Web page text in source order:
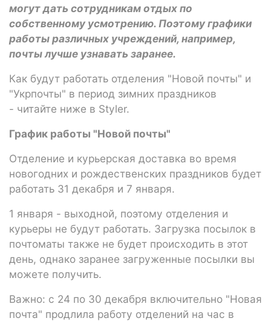
могут дать сотрудникам отдых по
собственному усмотрению. Поэтому графики
работы различных учреждений, например,
почты лучше узнавать заранее.
Как будут работать отделения "Новой почты" и
"Укрпочты" в период зимних праздников
- читайте ниже в Styler.
График работы "Новой почты"
Отделение и курьерская доставка во время
новогодних и рождественских праздников будет
работать 31 декабря и 7 января.
1 января - выходной, поэтому отделения и
курьеры не будут работать. Загрузка посылок в
почтоматы также не будет происходить в этот
день, однако заранее загруженные посылки вы
можете получить.
Важно: с 24 по 30 декабря включительно "Новая
почта" продлила работу отделений на час в